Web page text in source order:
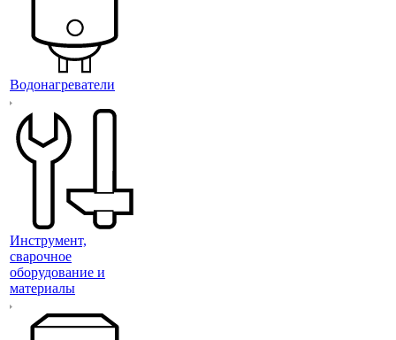
Водонагреватели
Инструмент,
сварочное
оборудование и
материалы